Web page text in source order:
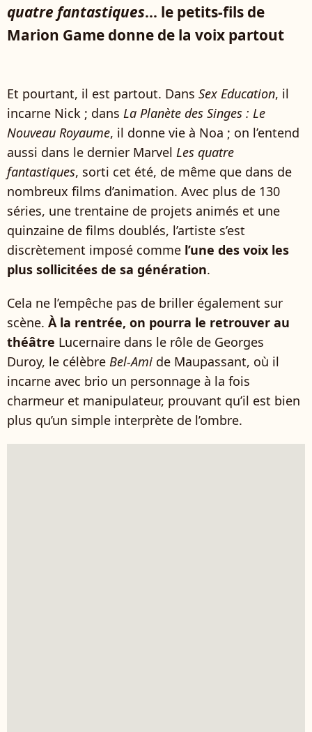
quatre fantastiques... le petits-fils de
Marion Game donne de la voix partout
Et pourtant, il est partout. Dans Sex Education, il
incarne Nick ; dans La Planète des Singes : Le
Nouveau Royaume, il donne vie à Noa ; on l’entend
aussi dans le dernier Marvel Les quatre
fantastiques, sorti cet été, de même que dans de
nombreux films d’animation. Avec plus de 130
séries, une trentaine de projets animés et une
quinzaine de films doublés, l’artiste s’est
discrètement imposé comme l’une des voix les
plus sollicitées de sa génération.
Cela ne l’empêche pas de briller également sur
scène. À la rentrée, on pourra le retrouver au
théâtre Lucernaire dans le rôle de Georges
Duroy, le célèbre Bel-Ami de Maupassant, où il
incarne avec brio un personnage à la fois
charmeur et manipulateur, prouvant qu’il est bien
plus qu’un simple interprète de l’ombre.